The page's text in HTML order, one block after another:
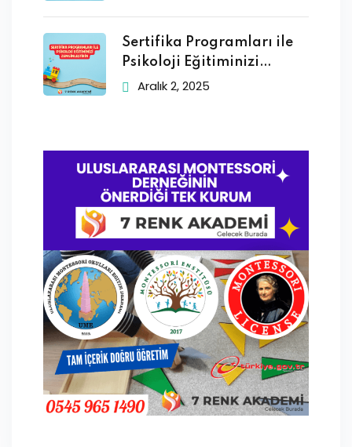
Sertifika Programları ile
Psikoloji Eğitiminizi
Zenginleştirin
Aralık 2, 2025